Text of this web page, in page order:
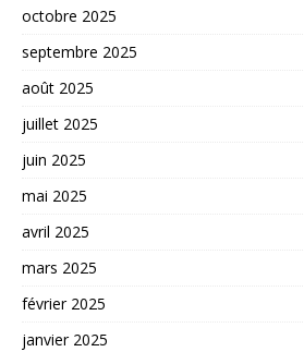
octobre 2025
septembre 2025
août 2025
juillet 2025
juin 2025
mai 2025
avril 2025
mars 2025
février 2025
janvier 2025